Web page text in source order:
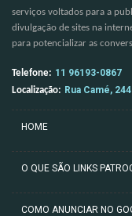
serviços voltados para a
divulgação de sites na
para potencializar as
Telefone: 11 96193-0867
Localização: Rua Camé,
HOME
O QUE SÃO LINKS
COMO ANUNCIAR NO